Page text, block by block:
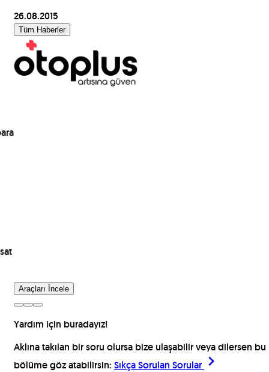
26.08.2015
Tüm Haberler
Araçları İncele
Yardım için buradayız!
Aklına takılan bir soru olursa bize ulaşabilir veya dilersen bu
bölüme göz atabilirsin: Sıkça Sorulan Sorular